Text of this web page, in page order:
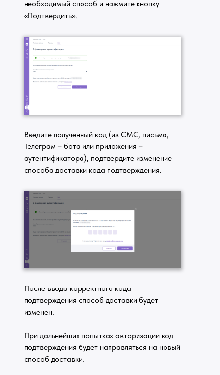
необходимый способ и нажмите кнопку
«Подтвердить».
Введите полученный код (из СМС, письма,
Телеграм – бота или приложения –
аутентификатора), подтвердите изменение
способа доставки кода подтверждения.
После ввода корректного кода
подтверждения способ доставки будет
изменен.
При дальнейших попытках авторизации код
подтверждения будет направляться на новый
способ доставки.